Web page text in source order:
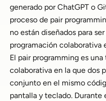
generado por ChatGPT o
proceso de pair
no están diseñados para
programación colaborativa
El pair programming es
colaborativa en la que dos
conjunto en el mismo
pantalla y teclado. Durante